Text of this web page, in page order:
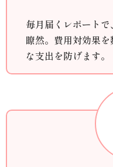
毎月届くレポート
瞭然。費用対効果
な支出を防げます。